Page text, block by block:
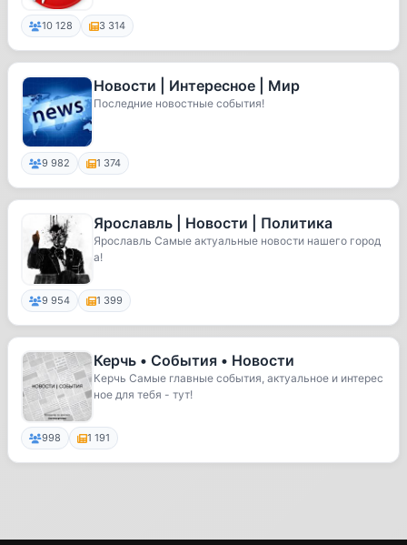
10 128 3 314
Новости | Интересное | Мир
Последние новостные события!
9 982 1 374
Ярославль | Новости | Политика
Ярославль Самые актуальные новости нашего город
а!
9 954 1 399
Керчь • События • Новости
Керчь Самые главные события, актуальное и интерес
ное для тебя - тут!
998 1 191